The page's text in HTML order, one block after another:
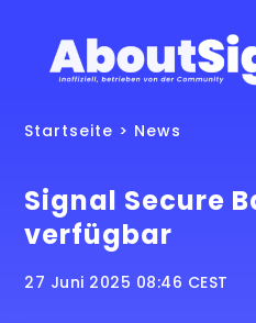
Startseite > News
Signal Secure
verfügbar
27 Juni 2025 08:46 CEST